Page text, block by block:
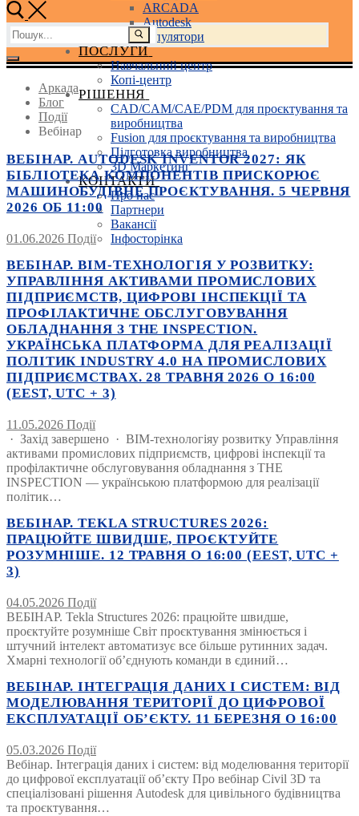
ARCADA
Autodesk
3D маніпулятори
ПОСЛУГИ
Навчальний центр
Копі-центр
РІШЕННЯ
CAD/CAM/CAE/PDM для проєктування та
виробництва
Fusion для проєктування та виробництва
Підготовка виробництва
3D Маркетинг
КОНТАКТИ
Про нас
Партнери
Вакансії
Інфосторінка
Пошук:
Аркада
Блог
Події
Вебінар
ВЕБІНАР. AUTODESK INVENTOR 2027: ЯК
БІБЛІОТЕКА КОМПОНЕНТІВ ПРИСКОРЮЄ
МАШИНОБУДІВНЕ ПРОЄКТУВАННЯ. 5 ЧЕРВНЯ
2026 ОБ 11:00
01.06.2026 Події
ВЕБІНАР. BIM-ТЕХНОЛОГІЯ У РОЗВИТКУ:
УПРАВЛІННЯ АКТИВАМИ ПРОМИСЛОВИХ
ПІДПРИЄМСТВ, ЦИФРОВІ ІНСПЕКЦІЇ ТА
ПРОФІЛАКТИЧНЕ ОБСЛУГОВУВАННЯ
ОБЛАДНАННЯ З THE INSPECTION.
УКРАЇНСЬКА ПЛАТФОРМА ДЛЯ РЕАЛІЗАЦІЇ
ПОЛІТИК INDUSTRY 4.0 НА ПРОМИСЛОВИХ
ПІДПРИЄМСТВАХ. 28 ТРАВНЯ 2026 О 16:00
(EEST, UTC + 3)
11.05.2026 Події
· Захід завершено · BIM-технологіяу розвитку Управління
активами промислових підприємств, цифрові інспекції та
профілактичне обслуговування обладнання з THE
INSPECTION — українською платформою для реалізації
політик…
ВЕБІНАР. TEKLA STRUCTURES 2026:
ПРАЦЮЙТЕ ШВИДШЕ, ПРОЄКТУЙТЕ
РОЗУМНІШЕ. 12 ТРАВНЯ О 16:00 (EEST, UTC +
3)
04.05.2026 Події
ВЕБІНАР. Tekla Structures 2026: працюйте швидше,
проєктуйте розумніше Світ проєктування змінюється і
штучний інтелект автоматизує все більше рутинних задач.
Хмарні технології об’єднують команди в єдиний…
ВЕБІНАР. ІНТЕГРАЦІЯ ДАНИХ І СИСТЕМ: ВІД
МОДЕЛЮВАННЯ ТЕРИТОРІЇ ДО ЦИФРОВОЇ
ЕКСПЛУАТАЦІЇ ОБ’ЄКТУ. 11 БЕРЕЗНЯ О 16:00
05.03.2026 Події
Вебінар. Інтеграція даних і систем: від моделювання території
до цифрової експлуатації об’єкту Про вебінар Civil 3D та
спеціалізовані рішення Autodesk для цивільного будівництва
та проєктування…